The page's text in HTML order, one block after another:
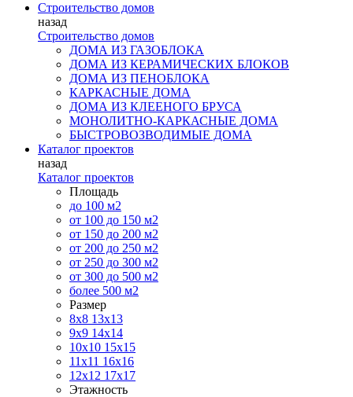
Строительство домов
назад
Строительство домов
ДОМА ИЗ ГАЗОБЛОКА
ДОМА ИЗ КЕРАМИЧЕСКИХ БЛОКОВ
ДОМА ИЗ ПЕНОБЛОКА
КАРКАСНЫЕ ДОМА
ДОМА ИЗ КЛЕЕНОГО БРУСА
МОНОЛИТНО-КАРКАСНЫЕ ДОМА
БЫСТРОВОЗВОДИМЫЕ ДОМА
Каталог проектов
назад
Каталог проектов
Площадь
до 100 м2
от 100 до 150 м2
от 150 до 200 м2
от 200 до 250 м2
от 250 до 300 м2
от 300 до 500 м2
более 500 м2
Размер
8х8 13х13
9х9 14х14
10х10 15х15
11x11 16х16
12х12 17х17
Этажность